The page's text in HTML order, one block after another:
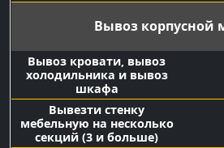
Вывоз корпусной
Вывоз кровати, вывоз
холодильника и вывоз
шкафа
Вывезти стенку
мебельную на несколько
секций (3 и больше)